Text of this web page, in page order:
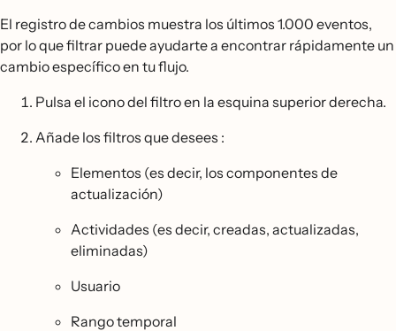
El registro de cambios muestra los últimos 1.000 eventos,
por lo que filtrar puede ayudarte a encontrar rápidamente un
cambio específico en tu flujo.
Pulsa el icono del filtro en la esquina superior derecha.
Añade los filtros que desees :
Elementos (es decir, los componentes de
actualización)
Actividades (es decir, creadas, actualizadas,
eliminadas)
Usuario
Rango temporal